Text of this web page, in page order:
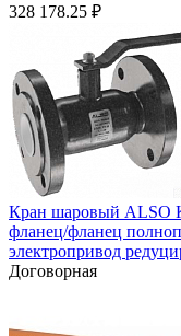
328 178.25 ₽
Кран шаровый ALSO
фланец/фланец
электропривод
Договорная